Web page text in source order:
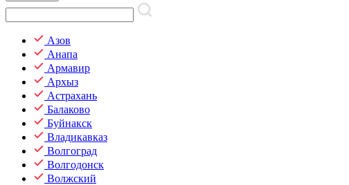
Азов
Анапа
Армавир
Архыз
Астрахань
Балаково
Буйнакск
Владикавказ
Волгоград
Волгодонск
Волжский